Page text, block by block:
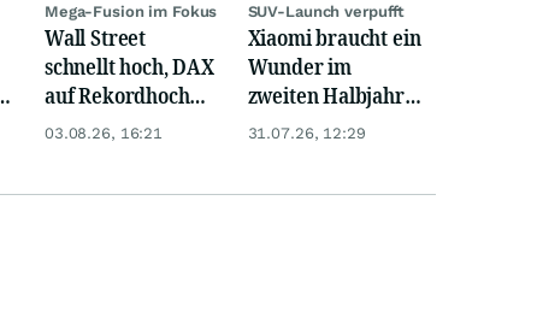
Mega-Fusion im Fokus
Wall Street
schnellt hoch, DAX
auf Rekordhoch
dank Öl-Absturz
03.08.26, 16:21
SUV-Launch verpufft
Xiaomi braucht ein
Wunder im
zweiten Halbjahr –
die Börse glaubt
31.07.26, 12:29